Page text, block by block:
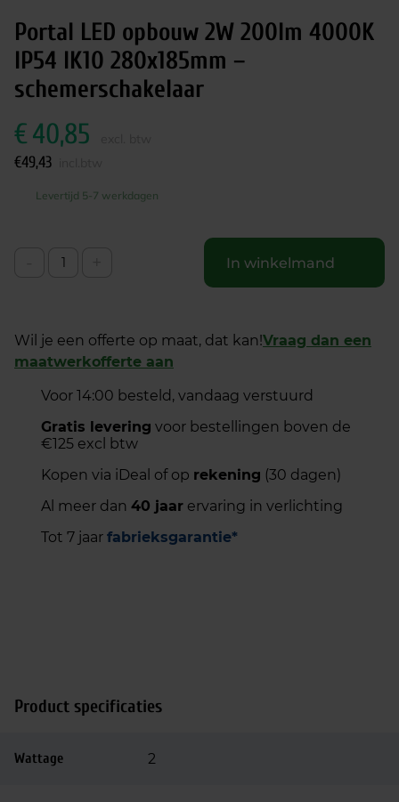
Portal LED opbouw 2W 200lm 4000K
IP54 IK10 280x185mm –
schemerschakelaar
€40,85
€49,43
Levertijd 5-7 werkdagen
In winkelmand
Wil je een offerte op maat, dat kan!Vraag dan een
maatwerkofferte aan
Voor 14:00 besteld, vandaag verstuurd
Gratis levering voor bestellingen boven de
€125 excl btw
Kopen via iDeal of op rekening (30 dagen)
Al meer dan 40 jaar ervaring in verlichting
Tot 7 jaar fabrieksgarantie*
Product specificaties
Wattage 2